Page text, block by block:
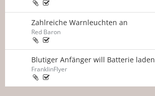
Zahlreiche Warnleuchten an
Red Baron
Blutiger Anfänger will Batterie laden
FranklinFlyer